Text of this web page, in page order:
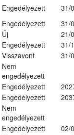
Engedélyezett
31/
Engedélyezett
31/
Új
21/
Engedélyezett
31/
Visszavont
31/
Nem
engedélyezett
Engedélyezett
Engedélyezett
Nem
engedélyezett
Engedélyezett
02/